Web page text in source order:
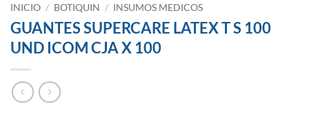
INICIO / BOTIQUIN / INSUMOS MEDICOS
GUANTES SUPERCARE LATEX T S 100
UND ICOM CJA X 100